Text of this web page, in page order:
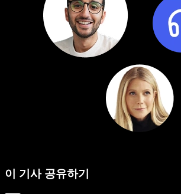
이 기사 공유하기